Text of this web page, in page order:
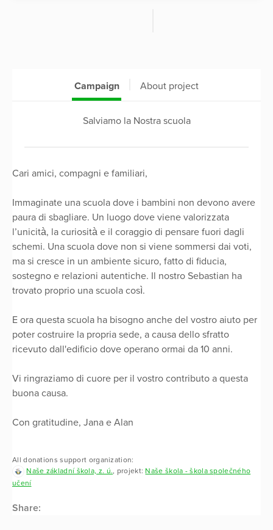
Campaign About project
Salviamo la Nostra scuola
​Cari amici, compagni e familiari,
​Immaginate una scuola dove i bambini non devono avere
paura di sbagliare. Un luogo dove viene valorizzata
l’unicità, la curiosità e il coraggio di pensare fuori dagli
schemi. Una scuola dove non si viene sommersi dai voti,
ma si cresce in un ambiente sicuro, fatto di fiducia,
sostegno e relazioni autentiche. Il nostro Sebastian ha
trovato proprio una scuola così.
​E ora questa scuola ha bisogno anche del vostro aiuto per
poter costruire la propria sede, a causa dello sfratto
ricevuto dall'edificio dove operano ormai da 10 anni.
​Vi ringraziamo di cuore per il vostro contributo a questa
buona causa.
​Con gratitudine, Jana e Alan
All donations support organization:
Naše základní škola, z. ú. , projekt: Naše škola - škola společného
učení
Share: